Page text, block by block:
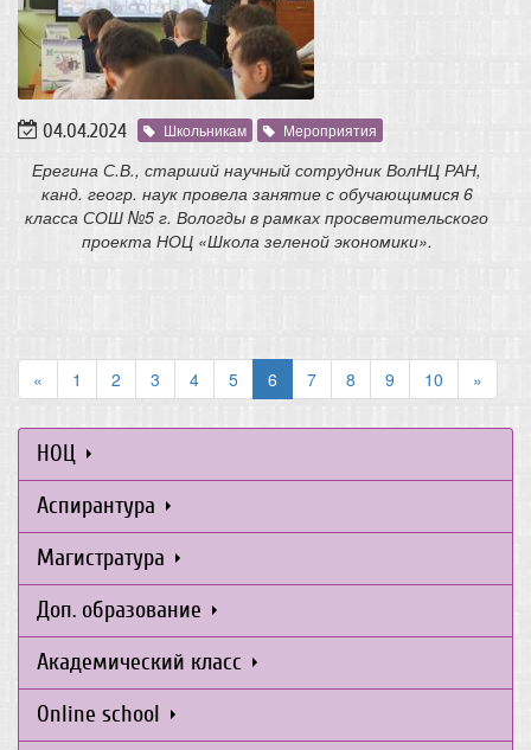
04.04.2024 Школьникам Мероприятия
Ерегина С.В., старший научный сотрудник ВолНЦ РАН,
канд. геогр. наук провела занятие с обучающимися 6
класса СОШ №5 г. Вологды в рамках просветительского
проекта НОЦ «Школа зеленой экономики».
« 1 2 3 4 5 6 7 8 9 10 »
НОЦ
Аспирантура
Магистратура
Доп. образование
Академический класс
Online school